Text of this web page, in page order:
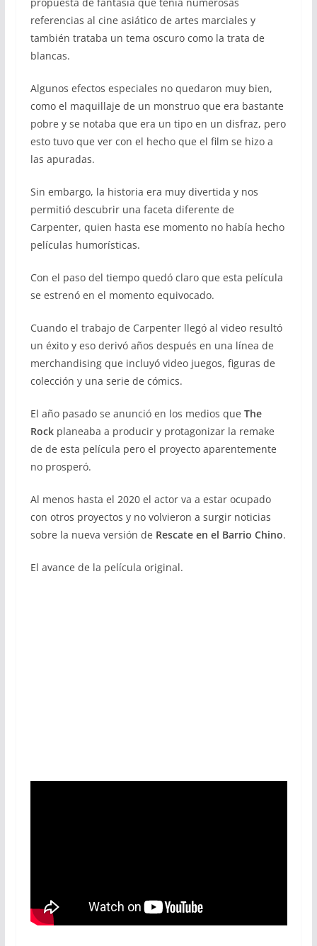
propuesta de fantasía que tenía numerosas
referencias al cine asiático de artes marciales y
también trataba un tema oscuro como la trata de
blancas.
Algunos efectos especiales no quedaron muy bien,
como el maquillaje de un monstruo que era bastante
pobre y se notaba que era un tipo en un disfraz, pero
esto tuvo que ver con el hecho que el film se hizo a
las apuradas.
Sin embargo, la historia era muy divertida y nos
permitió descubrir una faceta diferente de
Carpenter, quien hasta ese momento no había hecho
películas humorísticas.
Con el paso del tiempo quedó claro que esta película
se estrenó en el momento equivocado.
Cuando el trabajo de Carpenter llegó al video resultó
un éxito y eso derivó años después en una línea de
merchandising que incluyó video juegos, figuras de
colección y una serie de cómics.
El año pasado se anunció en los medios que The
Rockplaneaba a producir y protagonizar la remake
de de esta película pero el proyecto aparentemente
no prosperó.
Al menos hasta el 2020 el actor va a estar ocupado
con otros proyectos y no volvieron a surgir noticias
sobre la nueva versión de Rescate en el Barrio Chino.
El avance de la película original.